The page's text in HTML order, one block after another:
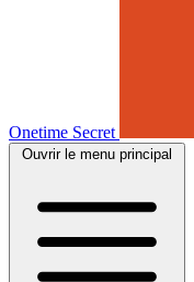
Onetime Secret
Ouvrir le menu principal